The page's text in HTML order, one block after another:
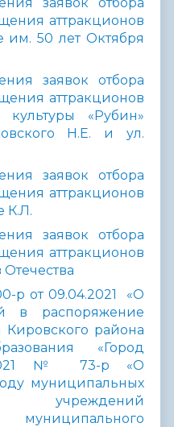
аттракционов
им. 50 лет Октября
заявок отбора
аттракционов
«Рубин»
Н.Е. и ул.
заявок отбора
аттракционов
К.Л.
заявок отбора
аттракционов
р от 09.04.2021 «О
в распоряжение
района
«Город
№ 73-р «О
муниципальных
учреждений
муниципального